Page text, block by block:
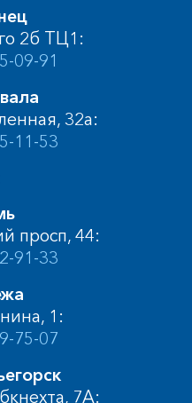
2б ТЦ1:
09-91
32а:
11-53
просп, 44:
91-33
1:
75-07
7А: